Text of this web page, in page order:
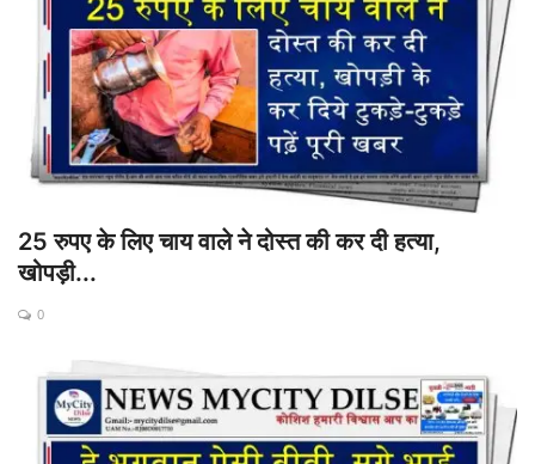
25 रुपए के लिए चाय वाले ने दोस्त की कर दी हत्या,
खोपड़ी...
0